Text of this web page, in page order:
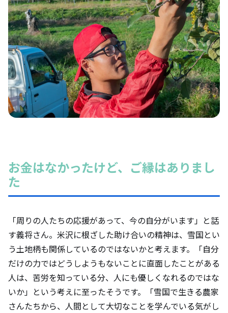
お金はなかったけど、ご縁はありまし
た
「周りの人たちの応援があって、今の自分がいます」と話
す義将さん。米沢に根ざした助け合いの精神は、雪国とい
う土地柄も関係しているのではないかと考えます。「自分
だけの力ではどうしようもないことに直面したことがある
人は、苦労を知っている分、人にも優しくなれるのではな
いか」という考えに至ったそうです。「雪国で生きる農家
さんたちから、人間として大切なことを学んでいる気がし